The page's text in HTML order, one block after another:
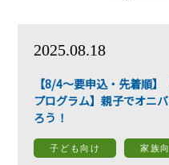
2025.08.18
【8/4～要申込・先着順
プログラム】親子でオニ
ろう！
子ども向け 家族